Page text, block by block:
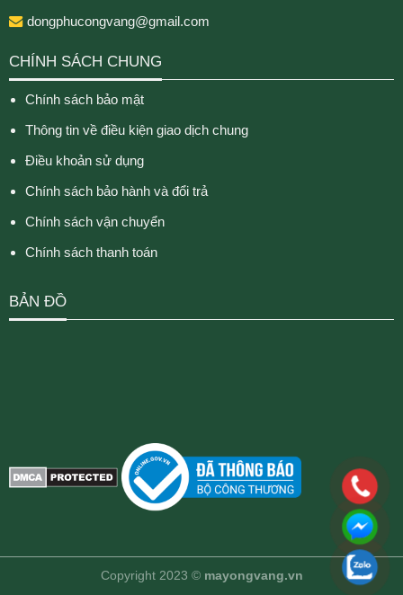
dongphucongvang@gmail.com
CHÍNH SÁCH CHUNG
Chính sách bảo mật
Thông tin về điều kiện giao dịch chung
Điều khoản sử dụng
Chính sách bảo hành và đổi trả
Chính sách vận chuyển
Chính sách thanh toán
BẢN ĐỒ
Copyright 2023 © mayongvang.vn